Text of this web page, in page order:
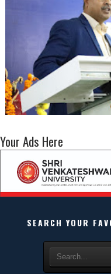
Your Ads Here
SEARCH YOUR